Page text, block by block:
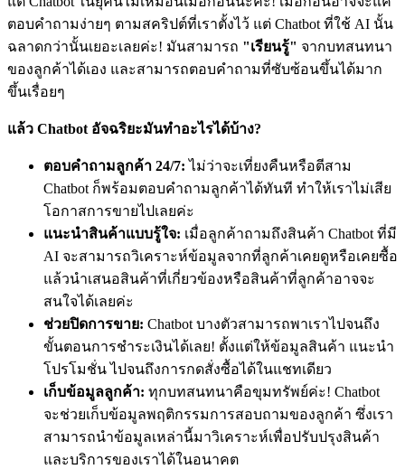
ตอบคำถามง่ายๆ ตามสคริปต์ที่เราตั้งไว้ แต่ Chatbot ที่ใช้ AI นั้น
ฉลาดกว่านั้นเยอะเลยค่ะ! มันสามารถ "เรียนรู้" จากบทสนทนา
ของลูกค้าได้เอง และสามารถตอบคำถามที่ซับซ้อนขึ้นได้มาก
ขึ้นเรื่อยๆ
แล้ว Chatbot อัจฉริยะมันทำอะไรได้บ้าง?
ตอบคำถามลูกค้า 24/7: ไม่ว่าจะเที่ยงคืนหรือตีสาม
Chatbot ก็พร้อมตอบคำถามลูกค้าได้ทันที ทำให้เราไม่เสีย
โอกาสการขายไปเลยค่ะ
แนะนำสินค้าแบบรู้ใจ: เมื่อลูกค้าถามถึงสินค้า Chatbot ที่มี
AI จะสามารถวิเคราะห์ข้อมูลจากที่ลูกค้าเคยดูหรือเคยซื้อ
แล้วนำเสนอสินค้าที่เกี่ยวข้องหรือสินค้าที่ลูกค้าอาจจะ
สนใจได้เลยค่ะ
ช่วยปิดการขาย: Chatbot บางตัวสามารถพาเราไปจนถึง
ขั้นตอนการชำระเงินได้เลย! ตั้งแต่ให้ข้อมูลสินค้า แนะนำ
โปรโมชั่น ไปจนถึงการกดสั่งซื้อได้ในแชทเดียว
เก็บข้อมูลลูกค้า: ทุกบทสนทนาคือขุมทรัพย์ค่ะ! Chatbot
จะช่วยเก็บข้อมูลพฤติกรรมการสอบถามของลูกค้า ซึ่งเรา
สามารถนำข้อมูลเหล่านี้มาวิเคราะห์เพื่อปรับปรุงสินค้า
และบริการของเราได้ในอนาคต